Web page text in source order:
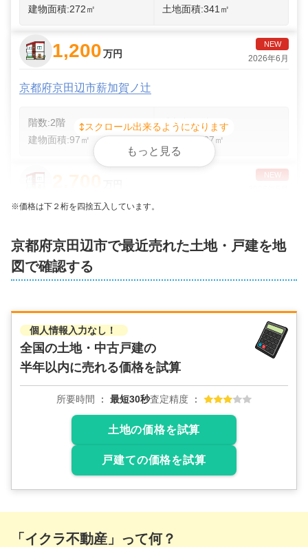
建物面積:272㎡ 土地面積:341 ㎡
NEW
1,200万円 2026年6月
京都府京田辺市薪加賀ノ辻
階数:2階 築年数:30年
建物面積:97㎡ 土地面積:87㎡
NEW
2,700
階数:2階 築年数:3年
建物面積: 118㎡
2,700万円 2026年5月
京都府京田辺市山手南二丁目
階数:2階 築年数:4年
建物面積:120㎡ 土地面積: 157㎡
2,800
京都府京田辺市花住坂二丁目
階数:2階 築年数:38年
建物面積:109㎡ 土地面積:
スクロール出来るようになります
もっと見る
※価格は下２桁を四捨五入しています。
京都府京田辺市で最近売れた土地・戸建を地
図で確認する
3 2
3
個人情報入力なし！
全国の土地・中古戸建の
半年以内に売れる価格を試算
所要時間 最短30秒査定精度
土地の価格を試算
戸建ての価格を試算
「イクラ不動産」って何？